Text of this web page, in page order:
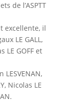
de l’ASPTT
excellente, il
LE GALL,
LE GOFF et
Nicolas LE